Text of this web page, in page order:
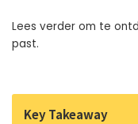
Lees verder om te
past.
Key Takeaway